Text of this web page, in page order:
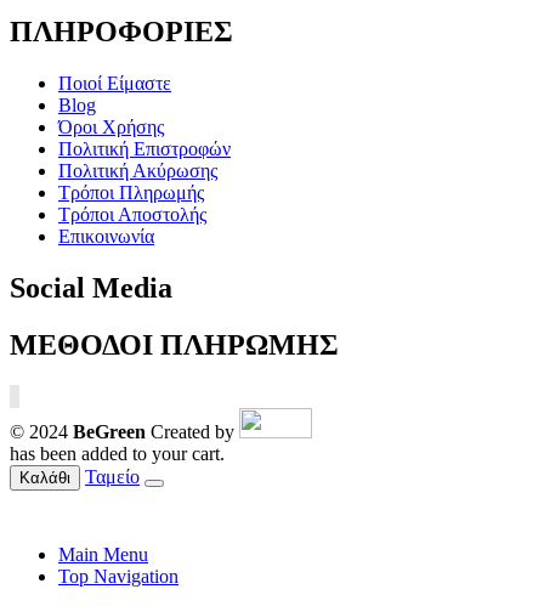
ΠΛΗΡΟΦΟΡΙΕΣ
Ποιοί Είμαστε
Blog
Όροι Χρήσης
Πολιτική Επιστροφών
Πολιτική Ακύρωσης
Τρόποι Πληρωμής
Τρόποι Αποστολής
Επικοινωνία
Social Media
ΜΕΘΟΔΟΙ ΠΛΗΡΩΜΗΣ
© 2024 BeGreen Created by
has been added to your cart.
Καλάθι Ταμείο
Main Menu
Top Navigation